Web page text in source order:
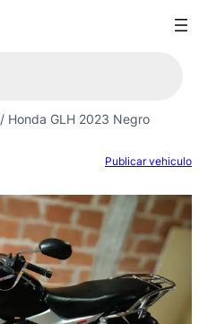
/ Honda GLH 2023 Negro
Publicar vehiculo